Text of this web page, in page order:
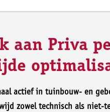
aan Priva
actief in tuinbouw- en
zowel technisch als niet-